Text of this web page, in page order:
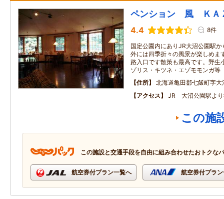
ペンション 風 ＫＡ
4.4 8件
国定公園内にありJR大沼公園駅
外には四季折々の風景が楽しめま
路入口です散策も最高です。野生
ゾリス・キツネ・エゾモモンガ等
住所
北海道亀田郡七飯町字大
アクセス
JR 大沼公園駅より
この施
この施設と交通手段を自由に組み合わせたおトクな
航空券付プラン一覧へ 航空券付プラ